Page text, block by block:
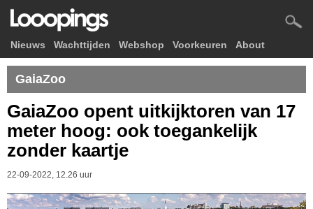
Nieuws Wachttijden Webshop Voorkeuren About
GaiaZoo
GaiaZoo opent uitkijktoren van 17
meter hoog: ook toegankelijk
zonder kaartje
22-09-2022, 12.26 uur